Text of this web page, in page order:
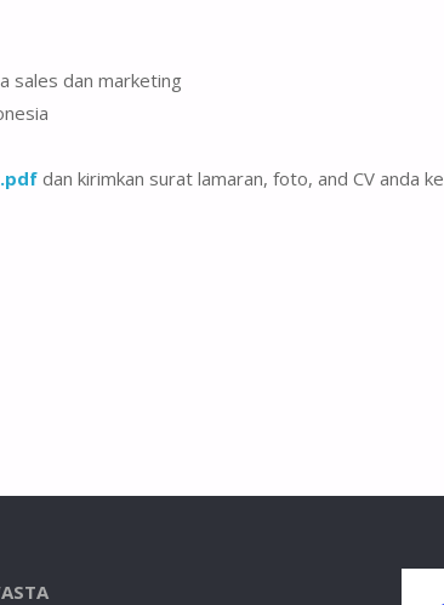
sales dan marketing
dan kirimkan surat lamaran, foto, and CV anda ke